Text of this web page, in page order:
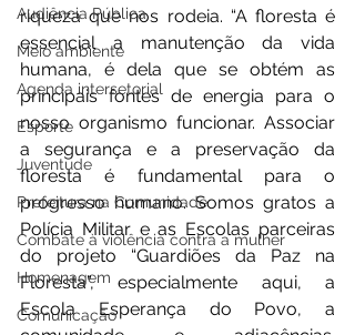
Audiência Pública
Meio ambiente
Agenda intersetorial
Esporte
Juventude
Prefeitura na Comunidade
Combate à violência contra a mulher
Homenagem
Comunicação
riqueza que nos rodeia. “A floresta é
essencial a manutenção da vida
humana, é dela que se obtém as
principais fontes de energia para o
nosso organismo funcionar. Associar
a segurança e a preservação da
floresta é fundamental para o
progresso humano. Somos gratos a
Polícia Militar e as Escolas parceiras
do projeto “Guardiões da Paz na
Floresta”, especialmente aqui, a
Escola Esperança do Povo, a